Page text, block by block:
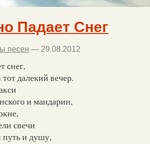
Падает Снег
песен — 29.08.2012
снег,
далекий вечер.
и мандарин,
свечи
и душу,